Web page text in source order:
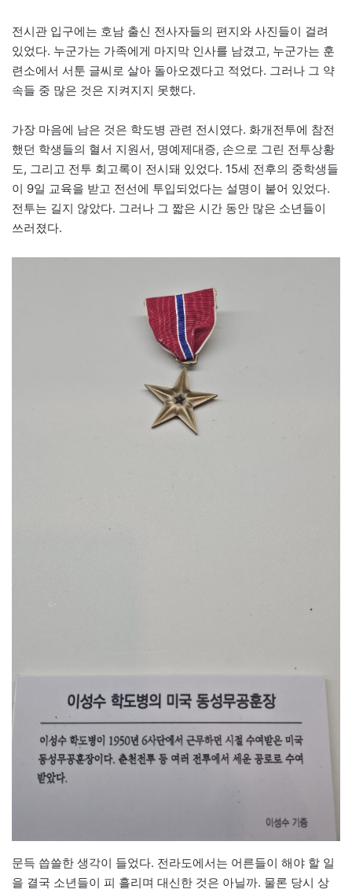
전시관 입구에는 호남 출신 전사자들의 편지와 사진들이 걸려
있었다. 누군가는 가족에게 마지막 인사를 남겼고, 누군가는 훈
련소에서 서툰 글씨로 살아 돌아오겠다고 적었다. 그러나 그 약
속들 중 많은 것은 지켜지지 못했다.
가장 마음에 남은 것은 학도병 관련 전시였다. 화개전투에 참전
했던 학생들의 혈서 지원서, 명예제대증, 손으로 그린 전투상황
도, 그리고 전투 회고록이 전시돼 있었다. 15세 전후의 중학생들
이 9일 교육을 받고 전선에 투입되었다는 설명이 붙어 있었다.
전투는 길지 않았다. 그러나 그 짧은 시간 동안 많은 소년들이
쓰러졌다.
문득 씁쓸한 생각이 들었다. 전라도에서는 어른들이 해야 할 일
을 결국 소년들이 피 흘리며 대신한 것은 아닐까. 물론 당시 상